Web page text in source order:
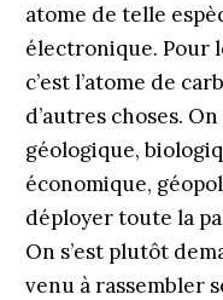
atome de telle
électronique. Pour
c’est l’atome de
d’autres choses.
géologique,
économique,
déployer toute la
On s’est plutôt
venu à rassembler